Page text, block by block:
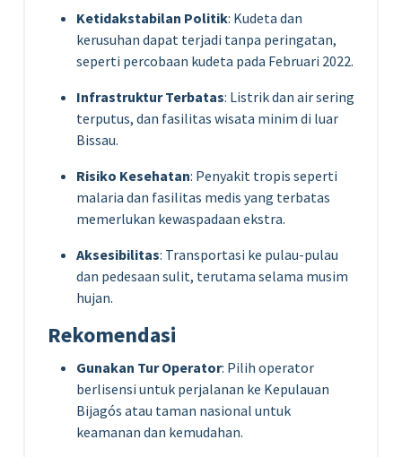
Ketidakstabilan Politik: Kudeta dan
kerusuhan dapat terjadi tanpa peringatan,
seperti percobaan kudeta pada Februari 2022.
Infrastruktur Terbatas: Listrik dan air sering
terputus, dan fasilitas wisata minim di luar
Bissau.
Risiko Kesehatan: Penyakit tropis seperti
malaria dan fasilitas medis yang terbatas
memerlukan kewaspadaan ekstra.
Aksesibilitas: Transportasi ke pulau-pulau
dan pedesaan sulit, terutama selama musim
hujan.
Rekomendasi
Gunakan Tur Operator: Pilih operator
berlisensi untuk perjalanan ke Kepulauan
Bijagós atau taman nasional untuk
keamanan dan kemudahan.